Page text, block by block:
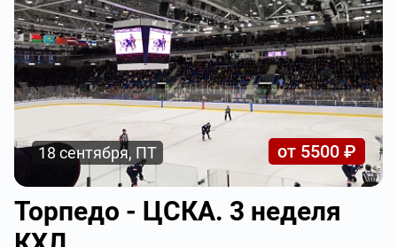
18 сентября, ПТ от 5500 ₽
Торпедо - ЦСКА. 3 неделя